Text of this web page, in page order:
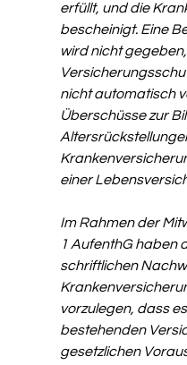
erfüllt, und die
bescheinigt. Eine
wird nicht
nicht automatisch
Überschüsse zur
einer
Im Rahmen der
1 AufenthG haben
schriftlichen
vorzulegen, dass
bestehenden
gesetzlichen